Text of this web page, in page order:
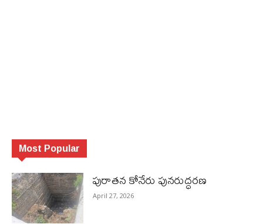
Most Popular
పురాత‌న కోనేరు పున‌రుద్ధ‌ర‌ణ
April 27, 2026